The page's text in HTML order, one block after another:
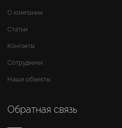
О компании
Статьи
Контакты
Сотрудники
Наши объекты
Обратная связь